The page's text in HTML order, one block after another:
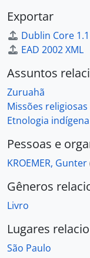
Exportar
Dublin Core
EAD 2002 XML
Assuntos
Zuruahã
Missões religiosas
Etnologia indígena
Pessoas e
KROEMER, Gunter
Gêneros
Livro
Lugares
São Paulo